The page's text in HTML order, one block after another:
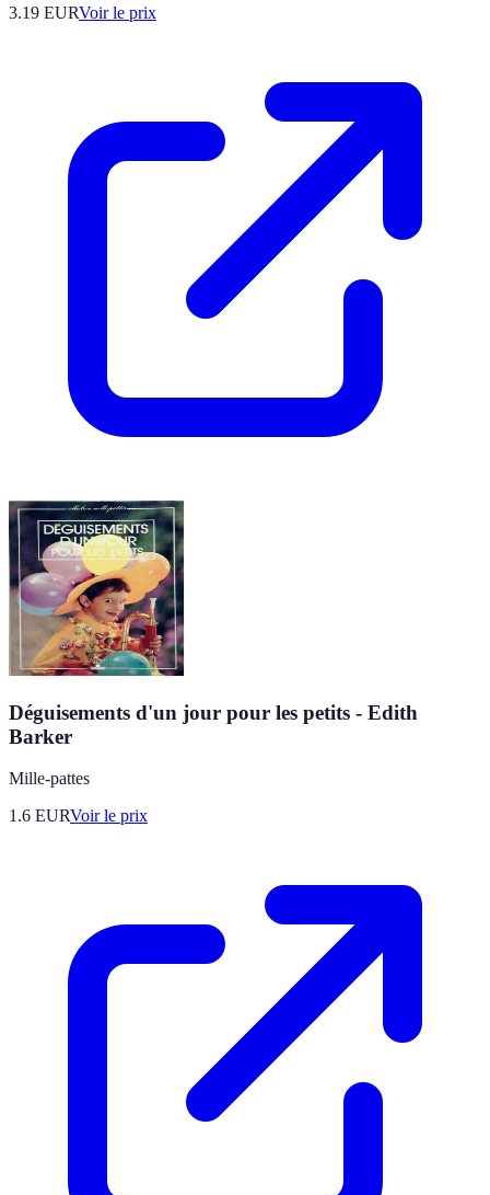
3.19 EURVoir le prix
Déguisements d'un jour pour les petits - Edith
Barker
Mille-pattes
1.6 EURVoir le prix